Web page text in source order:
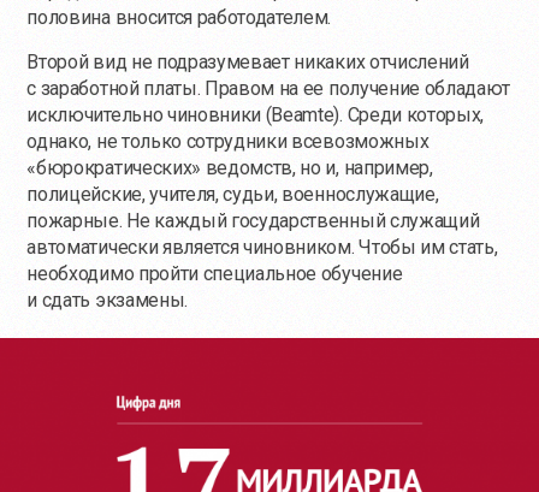
половина вносится работодателем.
Второй вид не подразумевает никаких отчислений
с заработной платы. Правом на ее получение обладают
исключительно чиновники (Beamte). Среди которых,
однако, не только сотрудники всевозможных
«бюрократических» ведомств, но и, например,
полицейские, учителя, судьи, военнослужащие,
пожарные. Не каждый государственный служащий
автоматически является чиновником. Чтобы им стать,
необходимо пройти специальное обучение
и сдать экзамены.